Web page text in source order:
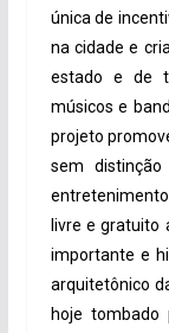
única de
na cidade e
estado e de
músicos e
projeto
sem
livre e gratuito
importante e
arquitetônico
hoje tombado